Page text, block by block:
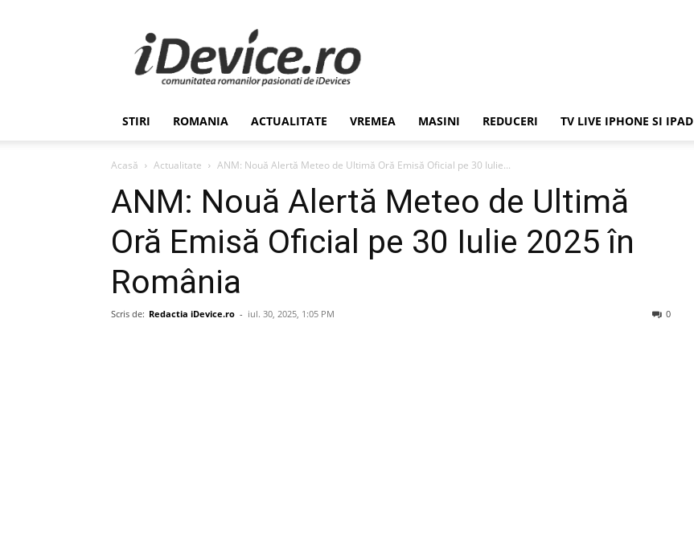
Stiri
de
Ultima
Ora
Romania,
Economie,
–
iDevice.ro
STIRI ROMANIA ACTUALITATE VREMEA MASINI REDUCERI TV LIVE IPHONE SI IPAD
Acasă Actualitate ANM: Nouă Alertă Meteo de Ultimă Oră Emisă Oficial pe 30 Iulie...
ANM: Nouă Alertă Meteo de Ultimă
Oră Emisă Oficial pe 30 Iulie 2025 în
România
Scris de: Redactia iDevice.ro - iul. 30, 2025, 1:05 PM 0